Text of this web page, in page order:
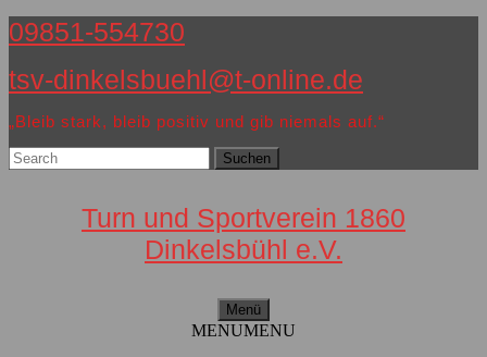
Zum
Inhalt
springen
09851-554730
tsv-dinkelsbuehl@t-online.de
„Bleib stark, bleib positiv und gib niemals auf.“
Search
for:
Turn und Sportverein 1860
Dinkelsbühl e.V.
MenüMenü
MENUMENU